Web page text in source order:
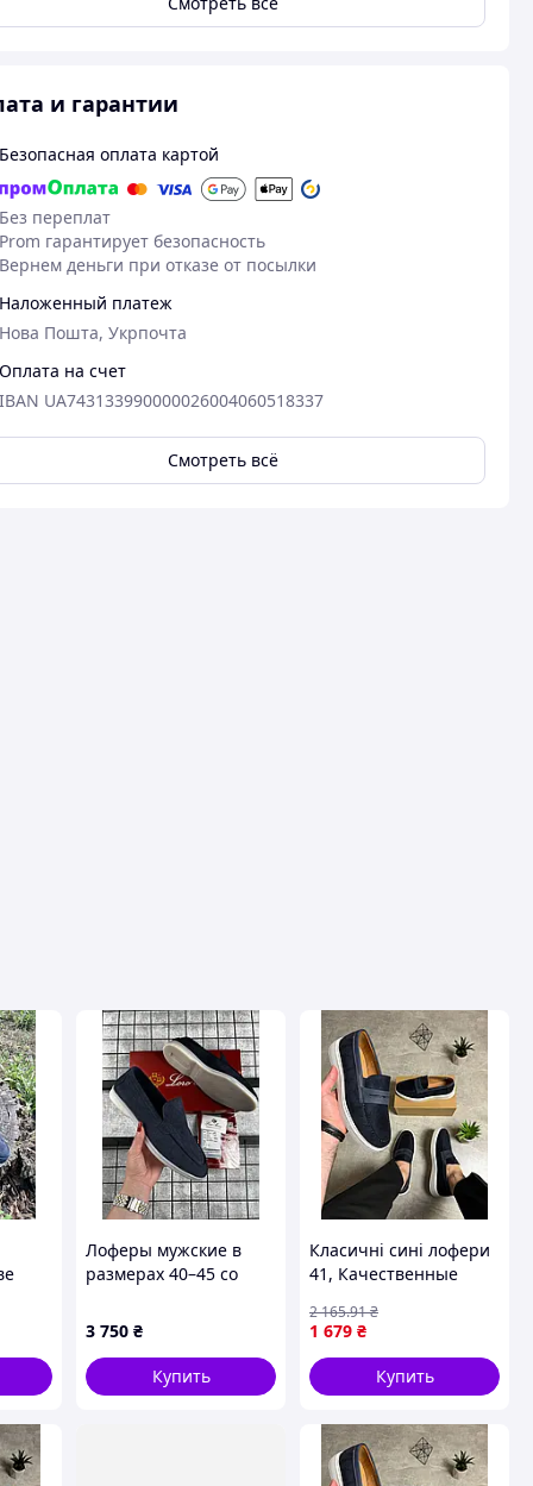
и гарантии
Безопасная оплата картой
Без переплат
Prom гарантирует безопасность
Вернем деньги при отказе от посылки
Наложенный платеж
Нова Пошта, Укрпочта
Оплата на счет
IBAN UA743133990000026004060518337
Смотреть всё
Лоферы мужские в
размерах 40–45 со
повседневная обувь,
повседневная обувь
без шнуровки
3 750 ₴
Купить
Класичні сині лофери
41, Качественные
GARDEROBKA
1 679 ₴
2 165.91₴
Купить